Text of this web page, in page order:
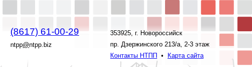
(8617) 61-00-29
ntpp@ntpp.biz
353925, г. Новороссийск
пр. Дзержинского 213/а, 2-3 этаж
Контакты НТПП
• Карта сайта